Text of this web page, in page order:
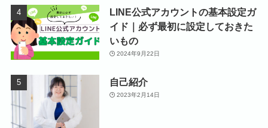
LINE公式アカウントの基本設定ガ
イド｜必ず最初に設定しておきた
いもの
2024年9月22日
自己紹介
2023年2月14日